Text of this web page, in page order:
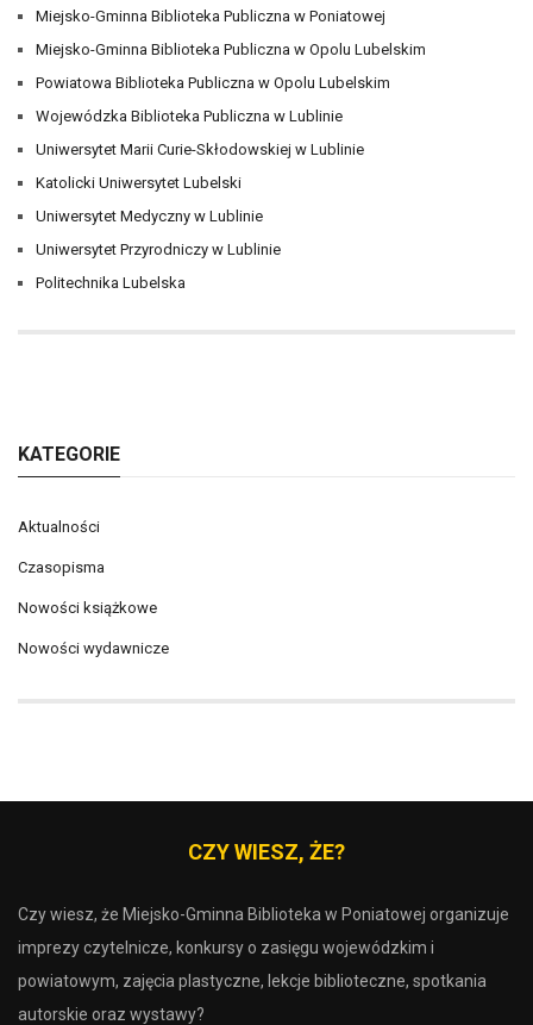
Miejsko-Gminna Biblioteka Publiczna w Poniatowej
Miejsko-Gminna Biblioteka Publiczna w Opolu Lubelskim
Powiatowa Biblioteka Publiczna w Opolu Lubelskim
Wojewódzka Biblioteka Publiczna w Lublinie
Uniwersytet Marii Curie-Skłodowskiej w Lublinie
Katolicki Uniwersytet Lubelski
Uniwersytet Medyczny w Lublinie
Uniwersytet Przyrodniczy w Lublinie
Politechnika Lubelska
KATEGORIE
Aktualności
Czasopisma
Nowości książkowe
Nowości wydawnicze
CZY WIESZ, ŻE?
Czy wiesz, że Miejsko-Gminna Biblioteka w Poniatowej organizuje
imprezy czytelnicze, konkursy o zasięgu wojewódzkim i
powiatowym, zajęcia plastyczne, lekcje biblioteczne, spotkania
autorskie oraz wystawy?